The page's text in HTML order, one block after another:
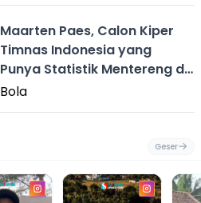
Maarten Paes, Calon Kiper
Timnas Indonesia yang
Punya Statistik Mentereng di
MLS
Bola
Geser